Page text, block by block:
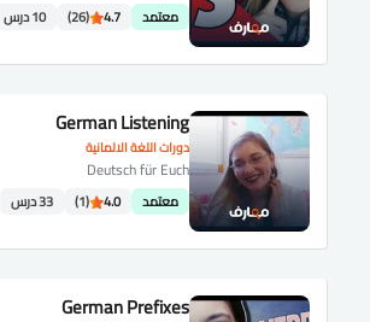
معتمد 4.7
(26) 10 درس
دورات اللغة الالمانية
German Listening
Deutsch für Euch
معتمد 4.0
(1) 33 درس
German Prefixes